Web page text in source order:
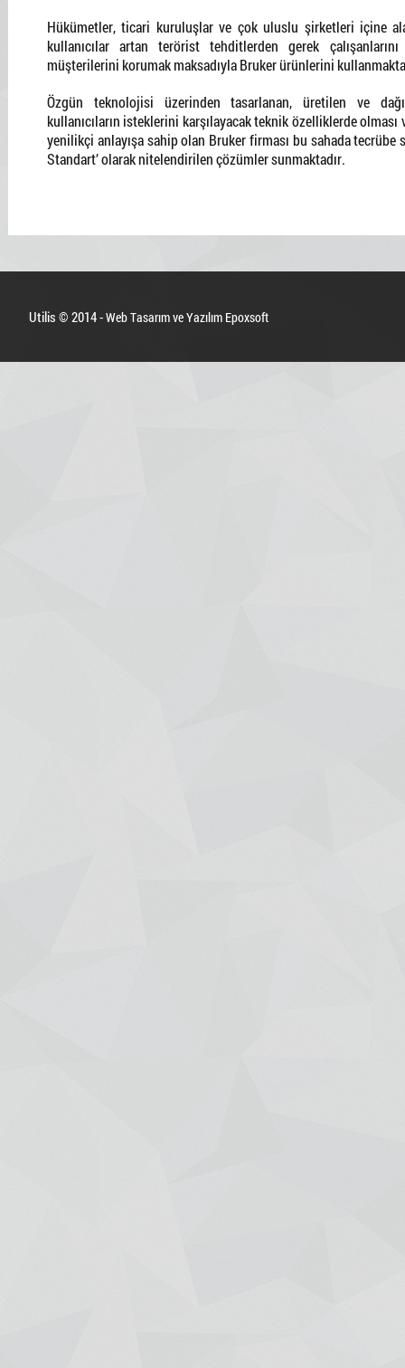
Hükümetler, ticari kuruluşlar ve çok uluslu şirketleri içine
kullanıcılar artan terörist tehditlerden gerek
müşterilerini korumak maksadıyla Bruker ürünlerini
Özgün teknolojisi üzerinden tasarlanan, üretilen ve
kullanıcıların isteklerini karşılayacak teknik özelliklerde
yenilikçi anlayışa sahip olan Bruker firması bu sahada tecrübe
Standart’ olarak nitelendirilen çözümler sunmaktadır.
Utilis © 2014 -Web Tasarım ve Yazılım Epoxsoft